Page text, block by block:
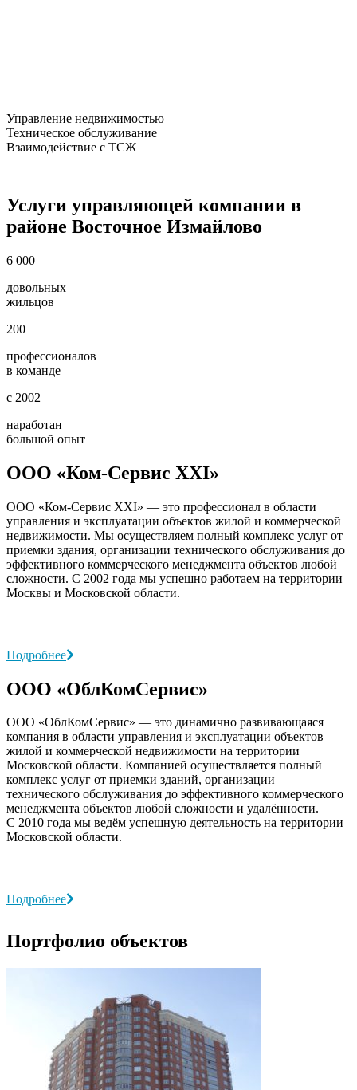
Управление недвижимостью
Техническое обслуживание
Взаимодействие с ТСЖ
Услуги управляющей компании в
районе Восточное Измайлово
6 000
довольных
жильцов
200+
профессионалов
в команде
с 2002
наработан
большой опыт
ООО «Ком-Сервис XXI»
ООО «Ком-Сервис XXI» — это профессионал в области
управления и эксплуатации объектов жилой и коммерческой
недвижимости. Мы осуществляем полный комплекс услуг от
приемки здания, организации технического обслуживания до
эффективного коммерческого менеджмента объектов любой
сложности. С 2002 года мы успешно работаем на территории
Москвы и Московской области.
Подробнее
ООО «ОблКомСервис»
ООО «ОблКомСервис» — это динамично развивающаяся
компания в области управления и эксплуатации объектов
жилой и коммерческой недвижимости на территории
Московской области. Компанией осуществляется полный
комплекс услуг от приемки зданий, организации
технического обслуживания до эффективного коммерческого
менеджмента объектов любой сложности и удалённости.
С 2010 года мы ведём успешную деятельность на территории
Московской области.
Подробнее
Портфолио объектов